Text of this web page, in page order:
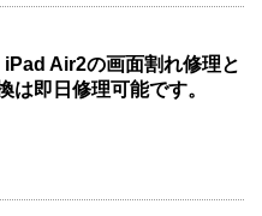
iPad Air2の画面割れ修理と
は即日修理可能です。